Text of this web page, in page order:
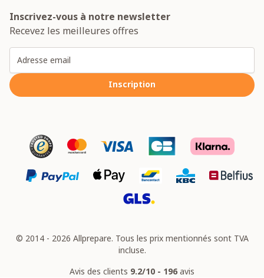
Inscrivez-vous à notre newsletter
Recevez les meilleures offres
Inscription
© 2014 - 2026 Allprepare. Tous les prix mentionnés sont TVA
incluse.
Avis des clients 9.2/10 - 196 avis